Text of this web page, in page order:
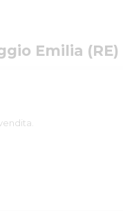
Emilia (RE)